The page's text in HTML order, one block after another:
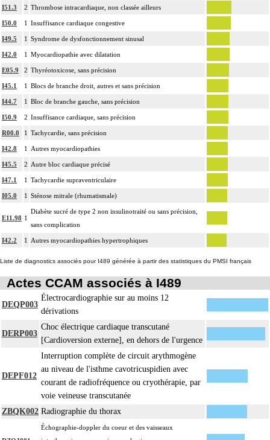
I51.3 2 Thrombose intracardiaque, non classée ailleurs
I50.0 1 Insuffisance cardiaque congestive
I49.5 1 Syndrome de dysfonctionnement sinusal
I42.0 1 Myocardiopathie avec dilatation
E05.9 2 Thyréotoxicose, sans précision
I45.1 1 Blocs de branche droit, autres et sans précision
I44.7 1 Bloc de branche gauche, sans précision
I50.9 2 Insuffisance cardiaque, sans précision
R00.0 1 Tachycardie, sans précision
I42.8 1 Autres myocardiopathies
I45.5 2 Autre bloc cardiaque précisé
I47.1 1 Tachycardie supraventriculaire
I05.0 1 Sténose mitrale (rhumatismale)
E11.98 1
Diabète sucré de type 2 non insulinotraité ou sans précision,
sans complication
I42.2 1 Autres myocardiopathies hypertrophiques
Liste de diagnostics associés pour I489 générée à partir des statistiques du PMSI français
Actes CCAM associés à I489
DEQP003
Électrocardiographie sur au moins 12
dérivations
DERP003
Choc électrique cardiaque transcutané
[Cardioversion externe], en dehors de l'urgence
DEPF012
Interruption complète de circuit arythmogène
au niveau de l'isthme cavotricuspidien avec
courant de radiofréquence ou cryothérapie, par
voie veineuse transcutanée
ZBQK002 Radiographie du thorax
Échographie-doppler du coeur et des vaisseaux